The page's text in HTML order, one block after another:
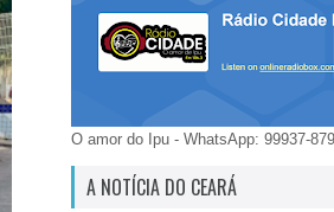
O amor do Ipu - WhatsApp: 99937-
A NOTÍCIA DO CEARÁ